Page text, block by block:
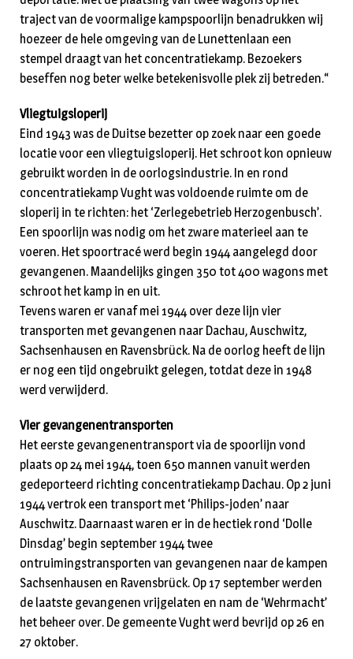
traject van de voormalige kampspoorlijn benadrukken wij
hoezeer de hele omgeving van de Lunettenlaan een
stempel draagt van het concentratiekamp. Bezoekers
beseffen nog beter welke betekenisvolle plek zij betreden.“
Vliegtuigsloperij
Eind 1943 was de Duitse bezetter op zoek naar een goede
locatie voor een vliegtuigsloperij. Het schroot kon opnieuw
gebruikt worden in de oorlogsindustrie. In en rond
concentratiekamp Vught was voldoende ruimte om de
sloperij in te richten: het ‘Zerlegebetrieb Herzogenbusch’.
Een spoorlijn was nodig om het zware materieel aan te
voeren. Het spoortracé werd begin 1944 aangelegd door
gevangenen. Maandelijks gingen 350 tot 400 wagons met
schroot het kamp in en uit.
Tevens waren er vanaf mei 1944 over deze lijn vier
transporten met gevangenen naar Dachau, Auschwitz,
Sachsenhausen en Ravensbrück. Na de oorlog heeft de lijn
er nog een tijd ongebruikt gelegen, totdat deze in 1948
werd verwijderd.
Vier gevangenentransporten
Het eerste gevangenentransport via de spoorlijn vond
plaats op 24 mei 1944, toen 650 mannen vanuit werden
gedeporteerd richting concentratiekamp Dachau. Op 2 juni
1944 vertrok een transport met ‘Philips-joden’ naar
Auschwitz. Daarnaast waren er in de hectiek rond ‘Dolle
Dinsdag’ begin september 1944 twee
ontruimingstransporten van gevangenen naar de kampen
Sachsenhausen en Ravensbrück. Op 17 september werden
de laatste gevangenen vrijgelaten en nam de ‘Wehrmacht’
het beheer over. De gemeente Vught werd bevrijd op 26 en
27 oktober.